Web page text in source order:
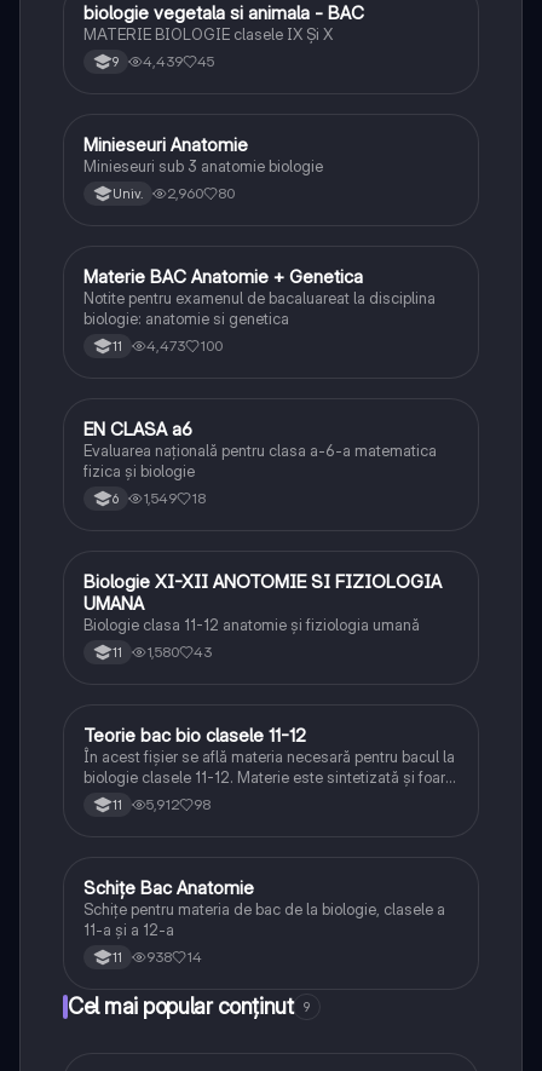
Biologie
biologie vegetala si animala - BAC
MATERIE BIOLOGIE clasele IX Şi X
9 4,439 45
Biologie
Minieseuri Anatomie
Minieseuri sub 3 anatomie biologie
Univ. 2,960 80
Biologie
Materie BAC Anatomie + Genetica
Notite pentru examenul de bacaluareat la disciplina
biologie: anatomie si genetica
11 4,473 100
Matematică
EN CLASA a6
Evaluarea națională pentru clasa a-6-a matematica
fizica și biologie
6 1,549 18
Biologie
Biologie XI-XII ANOTOMIE SI FIZIOLOGIA
UMANA
Biologie clasa 11-12 anatomie și fiziologia umană
11 1,580 43
Biologie
Teorie bac bio clasele 11-12
În acest fișier se află materia necesară pentru bacul la
biologie clasele 11-12. Materie este sintetizată și foarte
bine explicată.
11 5,912 98
Biologie
Schițe Bac Anatomie
Schițe pentru materia de bac de la biologie, clasele a
11-a și a 12-a
11 938 14
Cel mai popular conținut 9